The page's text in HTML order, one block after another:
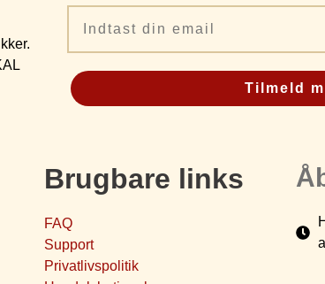
Tilmeld
Brugbare links
FAQ
Support
Privatlivspolitik